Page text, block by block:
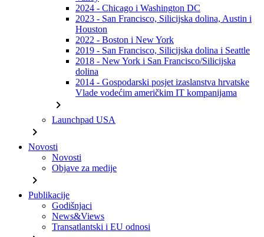
2024 - Chicago i Washington DC
2023 - San Francisco, Silicijska dolina, Austin i
Houston
2022 - Boston i New York
2019 - San Francisco, Silicijska dolina i Seattle
2018 - New York i San Francisco/Silicijska
dolina
2014 - Gospodarski posjet izaslanstva hrvatske
Vlade vodećim američkim IT kompanijama
chevron_right
Launchpad USA
chevron_right
Novosti
Novosti
Objave za medije
chevron_right
Publikacije
Godišnjaci
News&Views
Transatlantski i EU odnosi